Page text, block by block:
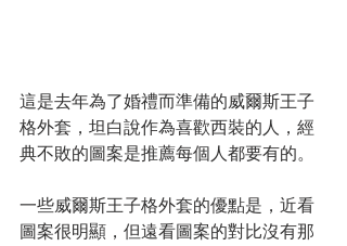
這是去年為了婚禮而準備的威爾斯王子
格外套，坦白說作為喜歡西裝的人，經
典不敗的圖案是推薦每個人都要有的。
一些威爾斯王子格外套的優點是，近看
圖案很明顯，但遠看圖案的對比沒有那